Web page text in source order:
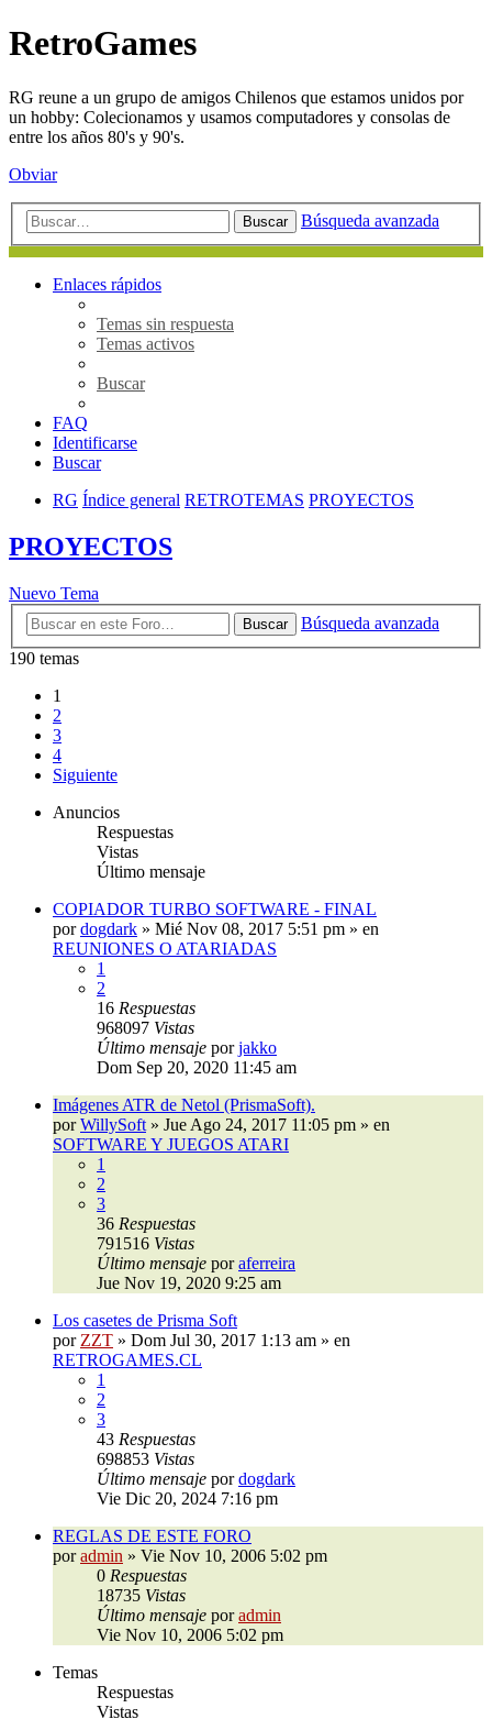
RetroGames
RG reune a un grupo de amigos Chilenos que estamos unidos por
un hobby: Colecionamos y usamos computadores y consolas de
entre los años 80's y 90's.
Obviar
Buscar Búsqueda avanzada
Enlaces rápidos
Temas sin respuesta
Temas activos
Buscar
FAQ
Identificarse
Buscar
RG Índice general RETROTEMAS PROYECTOS
PROYECTOS
Nuevo Tema
Buscar
Búsqueda avanzada
190 temas
1
2
3
4
Siguiente
Anuncios
Respuestas
Vistas
Último mensaje
COPIADOR TURBO SOFTWARE - FINAL
pordogdark » Mié Nov 08, 2017 5:51 pm » en
REUNIONES O ATARIADAS
1
2
16 Respuestas
968097 Vistas
Último mensaje porjakko
Dom Sep 20, 2020 11:45 am
Imágenes ATR de Netol (PrismaSoft).
porWillySoft » Jue Ago 24, 2017 11:05 pm » en
SOFTWARE Y JUEGOS ATARI
1
2
3
36 Respuestas
791516 Vistas
Último mensaje poraferreira
Jue Nov 19, 2020 9:25 am
Los casetes de Prisma Soft
por ZZT » Dom Jul 30, 2017 1:13 am » en
RETROGAMES.CL
1
2
3
43 Respuestas
698853 Vistas
Último mensaje pordogdark
Vie Dic 20, 2024 7:16 pm
REGLAS DE ESTE FORO
poradmin » Vie Nov 10, 2006 5:02 pm
0 Respuestas
18735 Vistas
Último mensaje poradmin
Vie Nov 10, 2006 5:02 pm
Temas
Respuestas
Vistas